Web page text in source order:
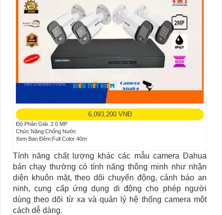
6,093,200 VNĐ
Độ Phân Giải: 2.0 MP
Chức Năng:Chống Nước
Xem Ban Đêm:Full Color 40m
Tính năng chất lượng khác các mẫu camera Dahua
bán chạy thường có tính năng thông minh như nhận
diện khuôn mặt, theo dõi chuyển động, cảnh báo an
ninh, cung cấp ứng dụng di động cho phép người
dùng theo dõi từ xa và quản lý hệ thống camera một
cách dễ dàng.